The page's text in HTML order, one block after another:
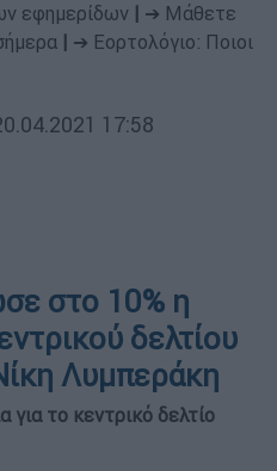
εφημερίδων
➔ Μάθετε
➔ Εορτολόγιο: Ποιοι
17:58
στο 10% η
δελτίου
Λυμπεράκη
για το κεντρικό δελτίο